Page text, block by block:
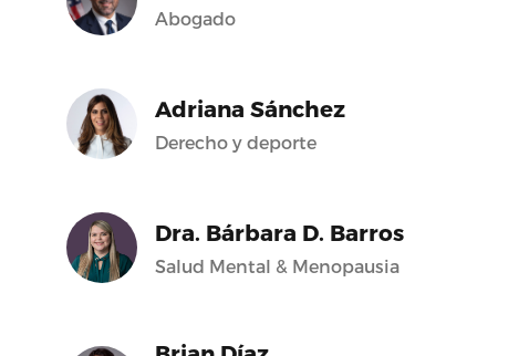
Abogado
Adriana Sánchez
Derecho y deporte
Dra. Bárbara D. Barros
Salud Mental & Menopausia